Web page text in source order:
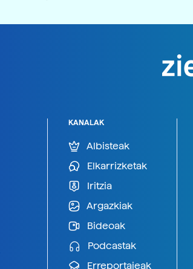
KANALAK
Albisteak
Elkarrizketak
Iritzia
Argazkiak
Bideoak
Podcastak
Erreportajeak